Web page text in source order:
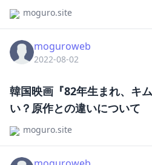
moguro.site
moguroweb
2022-08-02
韓国映画『82年生まれ、キ
い？原作との違いについて
moguro.site